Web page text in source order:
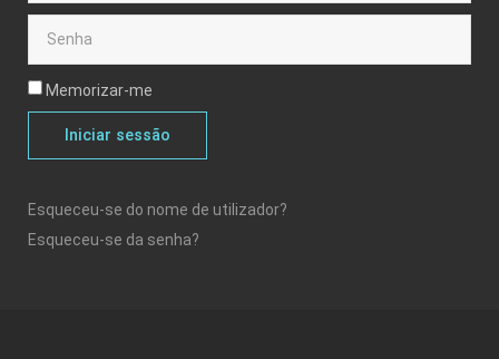
Memorizar-me
Iniciar sessão
Esqueceu-se do nome de utilizador?
Esqueceu-se da senha?